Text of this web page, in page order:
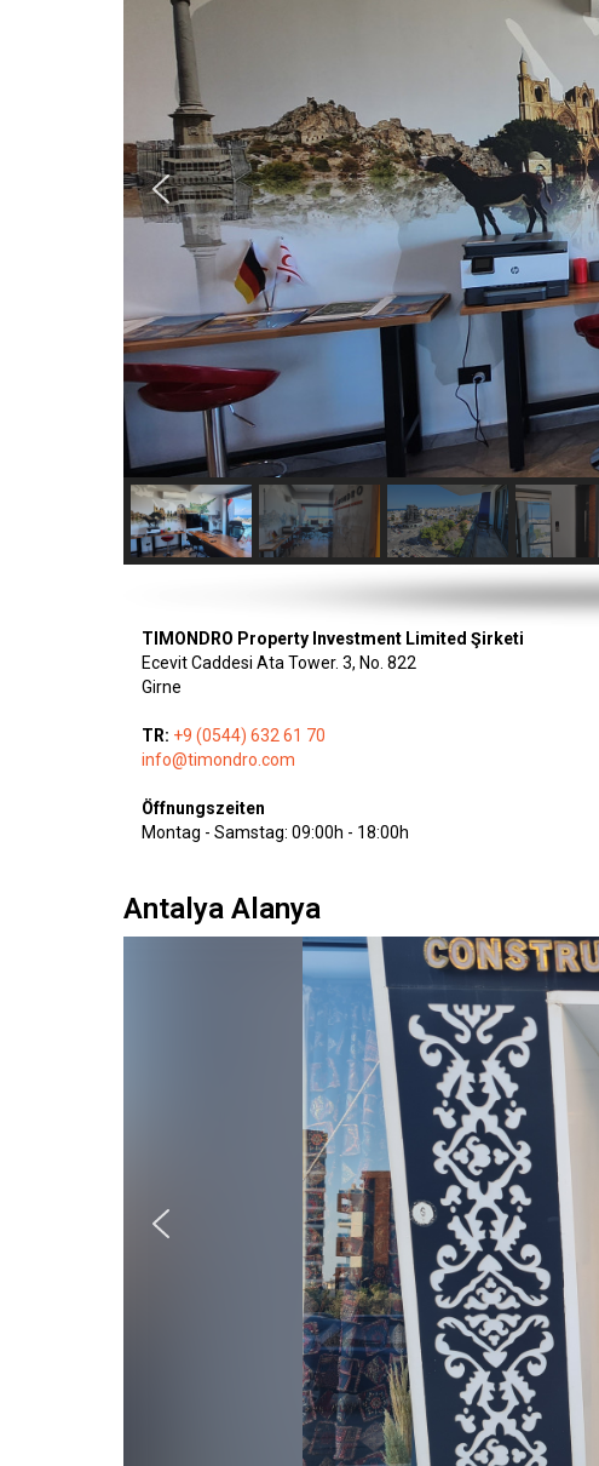
TIMONDRO Property Investment Limited Şirketi
Ecevit Caddesi Ata Tower. 3, No. 822
Girne
TR: +9 (0544) 632 61 70
info@timondro.com
Öffnungszeiten
Montag - Samstag: 09:00h - 18:00h
Antalya Alanya